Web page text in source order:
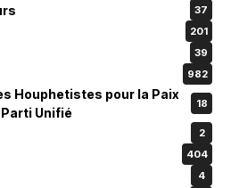
37
201
39
982
Houphetistes pour la Paix
Unifié
18
2
404
4